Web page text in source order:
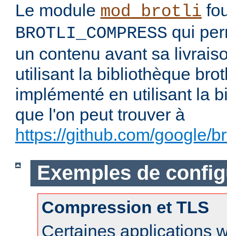
Le module mod_brotli
BROTLI_COMPRESS qui
un contenu avant sa
utilisant la bibliothèque
implémenté en utilisant la
que l'on peut trouver à
https://github.com/google/
Exemples de
Compression et TLS
Certaines applications